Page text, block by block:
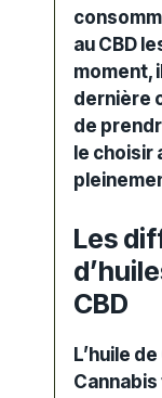
au CBD
moment, il
dernière
de
le
Les
CBD
L’huile
Cannabis